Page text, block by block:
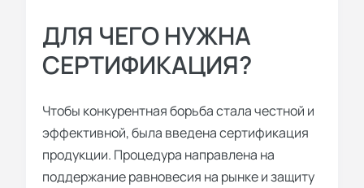
ДЛЯ ЧЕГО НУЖНА
СЕРТИФИКАЦИЯ?
Чтобы конкурентная борьба стала честной и
эффективной, была введена сертификация
продукции. Процедура направлена на
поддержание равновесия на рынке и защиту